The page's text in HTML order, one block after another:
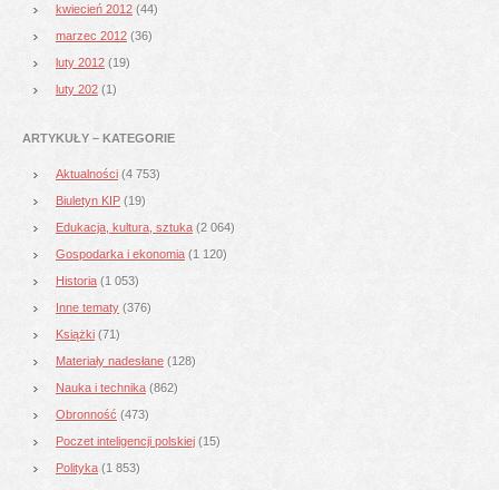
kwiecień 2012 (44)
marzec 2012 (36)
luty 2012 (19)
luty 202 (1)
ARTYKUŁY – KATEGORIE
Aktualności (4 753)
Biuletyn KIP (19)
Edukacja, kultura, sztuka (2 064)
Gospodarka i ekonomia (1 120)
Historia (1 053)
Inne tematy (376)
Książki (71)
Materiały nadesłane (128)
Nauka i technika (862)
Obronność (473)
Poczet inteligencji polskiej (15)
Polityka (1 853)